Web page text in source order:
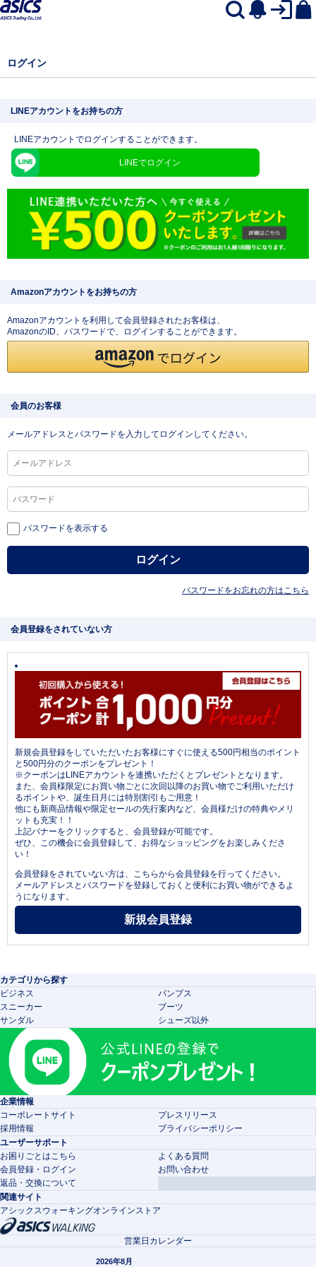
ログイン
LINEアカウントをお持ちの方
LINEアカウントでログインすることができます。
LINEでログイン
Amazonアカウントをお持ちの方
Amazonアカウントを利用して会員登録されたお客様は、
AmazonのID、パスワードで、ログインすることができます。
会員のお客様
メールアドレスとパスワードを入力してログインしてください。
パスワードを表示する
パスワードをお忘れの方はこちら
会員登録をされていない方
新規会員登録をしていただいたお客様にすぐに使える500円相当のポイント
と500円分のクーポンをプレゼント！
※クーポンはLINEアカウントを連携いただくとプレゼントとなります。
また、会員様限定にお買い物ごとに次回以降のお買い物でご利用いただけ
るポイントや、誕生日月には特別割引もご用意！
他にも新商品情報や限定セールの先行案内など、会員様だけの特典やメリ
ットも充実！！
上記バナーをクリックすると、会員登録が可能です。
ぜひ、この機会に会員登録して、お得なショッピングをお楽しみくださ
い！
会員登録をされていない方は、こちらから会員登録を行ってください。
メールアドレスとパスワードを登録しておくと便利にお買い物ができるよ
うになります。
カテゴリから探す
ビジネス
パンプス
スニーカー
ブーツ
サンダル
シューズ以外
企業情報
コーポレートサイト
プレスリリース
採用情報
プライバシーポリシー
ユーザーサポート
お困りごとはこちら
よくある質問
会員登録・ログイン
お問い合わせ
返品・交換について
関連サイト
アシックスウォーキングオンラインストア
営業日カレンダー
2026年8月